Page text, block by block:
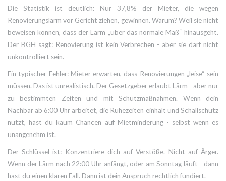
Die Statistik ist deutlich: Nur 37,8% der Mieter, die wegen
Renovierungslärm vor Gericht ziehen, gewinnen. Warum? Weil sie nicht
beweisen können, dass der Lärm „über das normale Maß“ hinausgeht.
Der BGH sagt: Renovierung ist kein Verbrechen - aber sie darf nicht
unkontrolliert sein.
Ein typischer Fehler: Mieter erwarten, dass Renovierungen „leise“ sein
müssen. Das ist unrealistisch. Der Gesetzgeber erlaubt Lärm - aber nur
zu bestimmten Zeiten und mit Schutzmaßnahmen. Wenn dein
Nachbar ab 6:00 Uhr arbeitet, die Ruhezeiten einhält und Schallschutz
nutzt, hast du kaum Chancen auf Mietminderung - selbst wenn es
unangenehm ist.
Der Schlüssel ist: Konzentriere dich auf Verstöße. Nicht auf Ärger.
Wenn der Lärm nach 22:00 Uhr anfängt, oder am Sonntag läuft - dann
hast du einen klaren Fall. Dann ist dein Anspruch rechtlich fundiert.